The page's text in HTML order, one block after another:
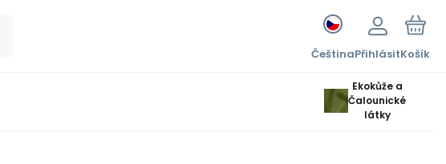
ČeštinaPřihlásitKošík
Ekokůže a
Čalounické
látky